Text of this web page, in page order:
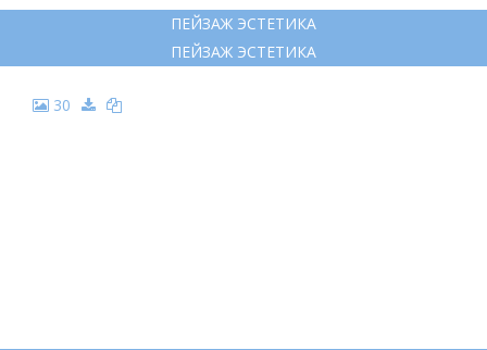
ПЕЙЗАЖ ЭСТЕТИКА
ПЕЙЗАЖ ЭСТЕТИКА
30